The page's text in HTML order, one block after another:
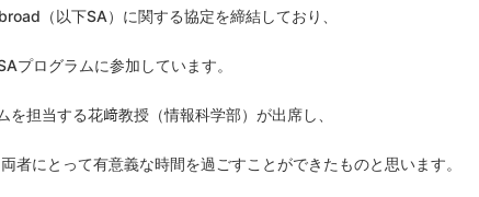
（以下SA）に関する協定を締結しており、
プログラムに参加しています。
を担当する花﨑教授（情報科学部）が出席し、
者にとって有意義な時間を過ごすことができたものと思います。